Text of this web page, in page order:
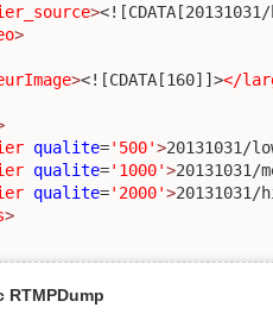
>
>
><![CDATA[160]]></
qualite='500'>20131031/
qualite='1000'>20131031/
qualite='2000'>20131031/
>
RTMPDump